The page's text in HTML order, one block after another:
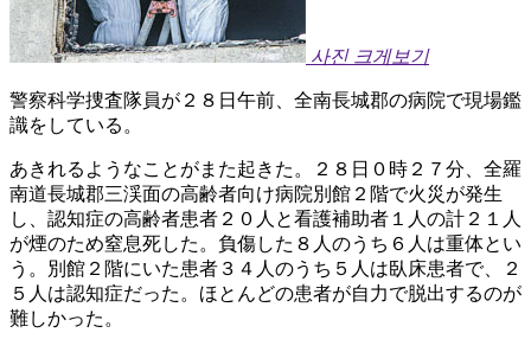
사진 크게보기
警察科学捜査隊員が２８日午前、全南長城郡の病院で現場鑑
識をしている。
あきれるようなことがまた起きた。２８日０時２７分、全羅
南道長城郡三渓面の高齢者向け病院別館２階で火災が発生
し、認知症の高齢者患者２０人と看護補助者１人の計２１人
が煙のため窒息死した。負傷した８人のうち６人は重体とい
う。別館２階にいた患者３４人のうち５人は臥床患者で、２
５人は認知症だった。ほとんどの患者が自力で脱出するのが
難しかった。